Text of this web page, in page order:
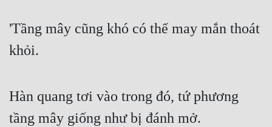
'Tầng mây cũng khó có thế may mắn thoát
khỏi.
Hàn quang tơi vào trong đó, tứ phương
tầng mây giống như bị đánh mở.